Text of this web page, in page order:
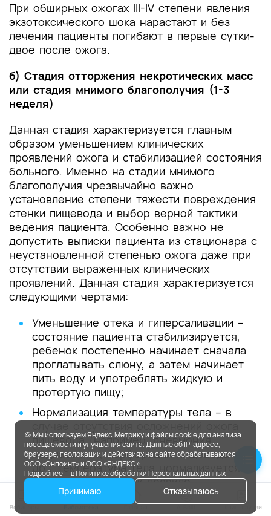
При обширных ожогах III-IV степени явления
экзотоксического шока нарастают и без
лечения пациенты погибают в первые сутки-
двое после ожога.
б) Стадия отторжения некротических масс
или стадия мнимого благополучия (1-3
неделя)
Данная стадия характеризуется главным
образом уменьшением клинических
проявлений ожога и стабилизацией состояния
больного. Именно на стадии мнимого
благополучия чрезвычайно важно
установление степени тяжести повреждения
стенки пищевода и выбор верной тактики
ведения пациента. Особенно важно не
допустить выписки пациента из стационара с
неустановленной степенью ожога даже при
отсутствии выраженных клинических
проявлений. Данная стадия характеризуется
следующими чертами:
Уменьшение отека и гиперсаливации –
состояние пациента стабилизируется,
ребенок постепенно начинает сначала
проглатывать слюну, а затем начинает
пить воду и употреблять жидкую и
протертую пищу;
Нормализация температуры тела – в
пищевода (например, пневмония,
медиастинит, перфорация пищевода и
др.) температура тела нормализуется
и не превышает, как правило,
субфебрильных цифр. В случае
🍪 Мы используем Яндекс.Метрику и файлы cookie для анализа
посещаемости и улучшения сайта. Данные об IP-адресе,
браузере, геолокации и действиях на сайте обрабатываются
ООО «Онпоинт» и ООО «ЯНДЕКС».
Подробнее — вПолитике обработки Персональных данных
Принимаю Отказываюсь